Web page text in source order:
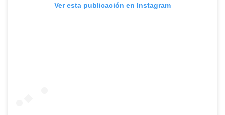
Ver esta publicación en Instagram